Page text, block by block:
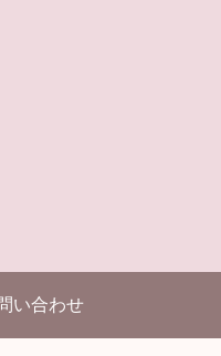
い合わせ